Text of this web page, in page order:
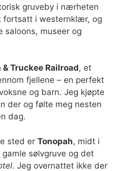
gruveby i nærheten
fortsatt i westernklær, og
saloons, museer og
Truckee Railroad, et
fjellene – en perfekt
og barn. Jeg kjøpte
der og følte meg nesten
dag.
sted er Tonopah, midt i
sølvgruve og det
. Jeg overnattet ikke der